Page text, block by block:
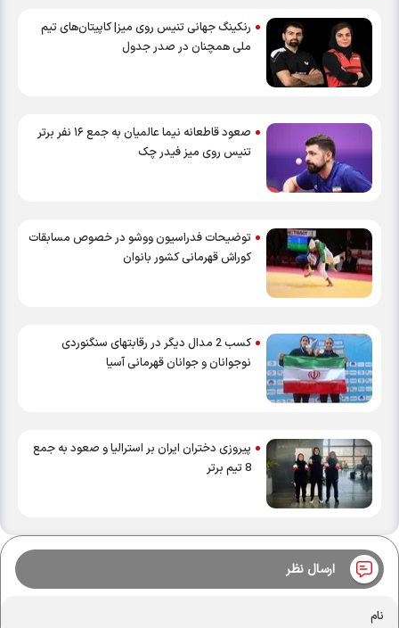
رنکینگ جهانی تنیس روی میز| کاپیتان‌های تیم
ملی همچنان در صدر جدول
صعود قاطعانه نیما عالمیان به جمع ۱۶ نفر برتر
تنیس روی میز فیدر چک
توضیحات فدراسیون ووشو در خصوص مسابقات
کوراش قهرمانی کشور بانوان
کسب 2 مدال دیگر در رقابتهای سنگنوردی
نوجوانان و جوانان قهرمانی آسیا
پیروزی دختران ایران بر استرالیا و صعود به جمع
ارسال نظر